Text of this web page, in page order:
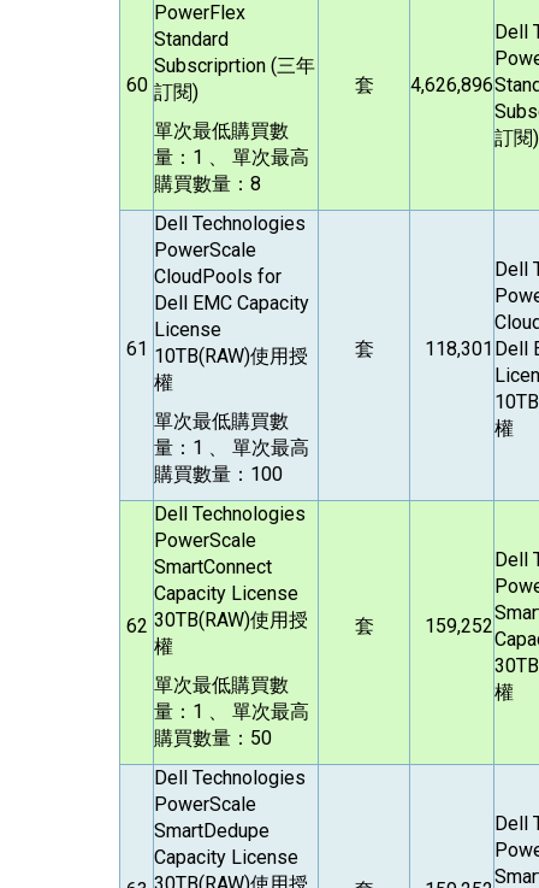
60
PowerFlex
Standard
Subscriprtion (三年
訂閱)
單次最低購買數
量：1 、 單次最高
購買數量：8
套 4,626,896
Dell
訂閱)
61
Dell Technologies
PowerScale
CloudPools for
Dell EMC Capacity
License
10TB(RAW)使用授
權
單次最低購買數
量：1 、 單次最高
購買數量：100
套 118,301
Dell
Dell
權
62
Dell Technologies
PowerScale
SmartConnect
Capacity License
30TB(RAW)使用授
權
單次最低購買數
量：1 、 單次最高
購買數量：50
套 159,252
Dell
權
Dell Technologies
PowerScale
SmartDedupe
Capacity License
Dell